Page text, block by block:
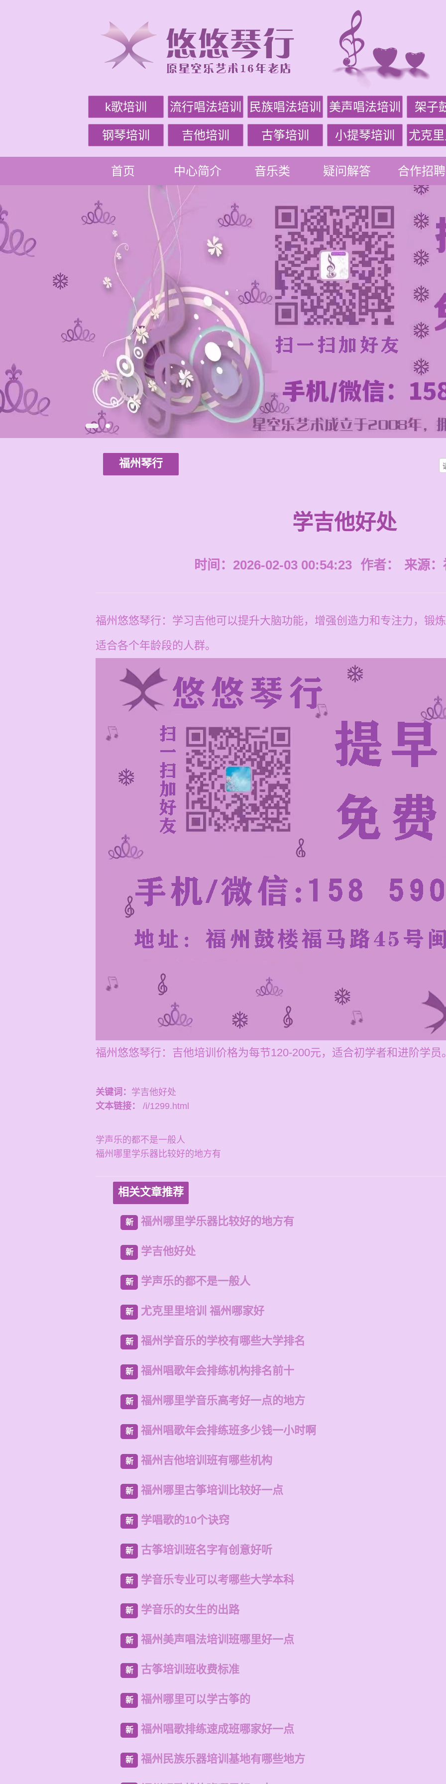
k歌培训 流行唱法培训 民族唱法培训 美声唱法培训 架子
钢琴培训 吉他培训 古筝培训 小提琴培训 尤克
首页 中心简介 音乐类 疑问解答 合作招聘
福州琴行
学吉他好处
时间：2026-02-03 00:54:23 作者： 来源：
福州悠悠琴行：学习吉他可以提升大脑功能，增强创造力和专注力，锻
适合各个年龄段的人群。
福州悠悠琴行：吉他培训价格为每节120-200元，适合初学者和进阶学员
关键词： 学吉他好处
文本链接：
/i/1299.html
学声乐的都不是一般人
福州哪里学乐器比较好的地方有
相关文章推荐
新 福州哪里学乐器比较好的地方有
新 学吉他好处
新 学声乐的都不是一般人
新 尤克里里培训 福州哪家好
新 福州学音乐的学校有哪些大学排名
新 福州唱歌年会排练机构排名前十
新 福州哪里学音乐高考好一点的地方
新 福州唱歌年会排练班多少钱一小时啊
新 福州吉他培训班有哪些机构
新 福州哪里古筝培训比较好一点
新 学唱歌的10个诀窍
新 古筝培训班名字有创意好听
新 学音乐专业可以考哪些大学本科
新 学音乐的女生的出路
新 福州美声唱法培训班哪里好一点
新 古筝培训班收费标准
新 福州哪里可以学古筝的
新 福州唱歌排练速成班哪家好一点
新 福州民族乐器培训基地有哪些地方